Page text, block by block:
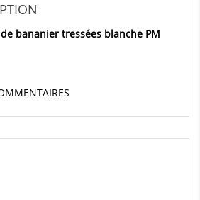
bananier tressées blanche PM